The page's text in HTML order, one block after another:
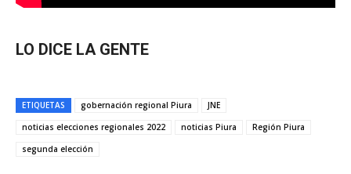
LO DICE LA GENTE
ETIQUETAS gobernación regional Piura
JNE
noticias elecciones regionales 2022
noticias Piura
Región Piura
segunda elección